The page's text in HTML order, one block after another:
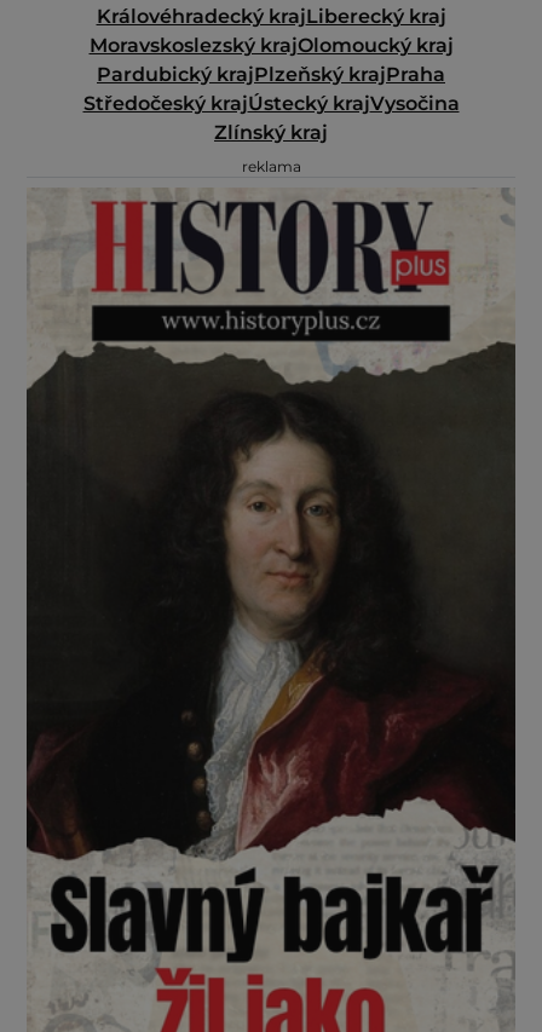
Královéhradecký krajLiberecký kraj
Moravskoslezský krajOlomoucký kraj
Pardubický krajPlzeňský krajPraha
Středočeský krajÚstecký krajVysočina
Zlínský kraj
reklama